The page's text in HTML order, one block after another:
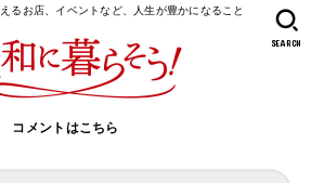
るお店、イベントなど、人生が豊かになること
コメントはこちら
SEARCH